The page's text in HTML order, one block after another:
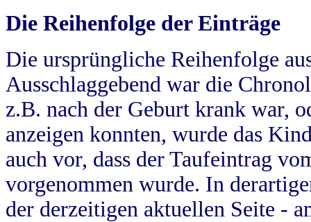
Die Reihenfolge der Einträge
Die ursprüngliche Reihenfolge
Ausschlaggebend war die
z.B. nach der Geburt krank war,
anzeigen konnten, wurde das
auch vor, dass der Taufeintrag
vorgenommen wurde. In
der derzeitigen aktuellen Seite -